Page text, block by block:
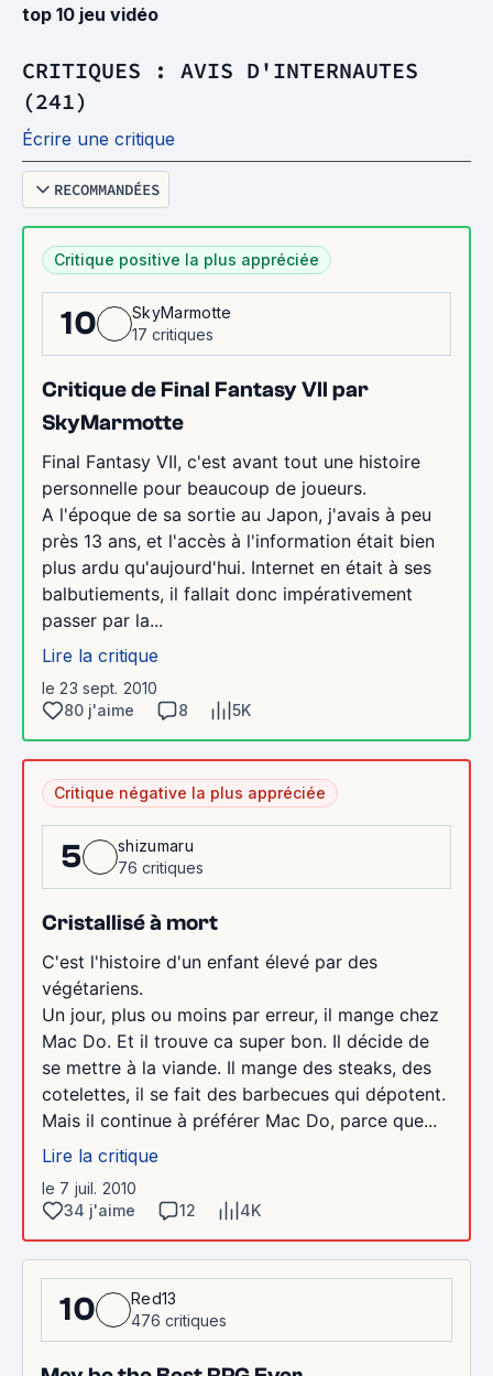
top 10 jeu vidéo
CRITIQUES : AVIS D'INTERNAUTES
(241)
Écrire une critique
RECOMMANDÉES
Critique positive la plus appréciée
10
SkyMarmotte
17 critiques
Critique de Final Fantasy VII par
SkyMarmotte
Final Fantasy VII, c'est avant tout une histoire
personnelle pour beaucoup de joueurs.
A l'époque de sa sortie au Japon, j'avais à peu
près 13 ans, et l'accès à l'information était bien
plus ardu qu'aujourd'hui. Internet en était à ses
balbutiements, il fallait donc impérativement
passer par la...
Lire la critique
le 23 sept. 2010
80 j'aime
8 5K
Critique négative la plus appréciée
5
shizumaru
76 critiques
Cristallisé à mort
C'est l'histoire d'un enfant élevé par des
végétariens.
Un jour, plus ou moins par erreur, il mange chez
Mac Do. Et il trouve ca super bon. Il décide de
se mettre à la viande. Il mange des steaks, des
cotelettes, il se fait des barbecues qui dépotent.
Mais il continue à préférer Mac Do, parce que...
Lire la critique
le 7 juil. 2010
34 j'aime
12 4K
10
Red13
476 critiques